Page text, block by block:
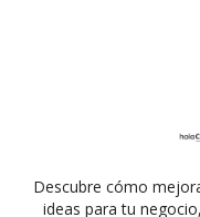
Descubre cómo
ideas para tu